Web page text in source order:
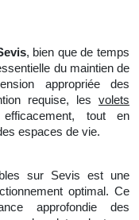
, bien que de temps
du maintien de
appropriée des
requise, les volets
tout en
espaces de vie.
sur Sevis est une
optimal. Ce
approfondie des